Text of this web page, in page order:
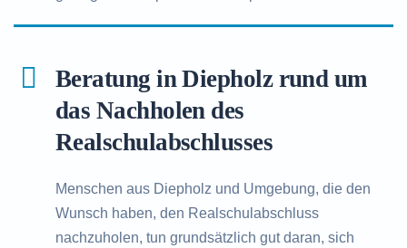
Beratung in Diepholz rund um
das Nachholen des
Realschulabschlusses
Menschen aus Diepholz und Umgebung, die den
Wunsch haben, den Realschulabschluss
nachzuholen, tun grundsätzlich gut daran, sich